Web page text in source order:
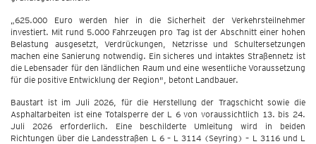
„625.000 Euro werden hier in die Sicherheit der Verkehrsteilnehmer
investiert. Mit rund 5.000 Fahrzeugen pro Tag ist der Abschnitt einer hohen
Belastung ausgesetzt, Verdrückungen, Netzrisse und Schultersetzungen
machen eine Sanierung notwendig. Ein sicheres und intaktes Straßennetz ist
die Lebensader für den ländlichen Raum und eine wesentliche Voraussetzung
für die positive Entwicklung der Region", betont Landbauer.
Baustart ist im Juli 2026, für die Herstellung der Tragschicht sowie die
Asphaltarbeiten ist eine Totalsperre der L 6 von voraussichtlich 13. bis 24.
Juli 2026 erforderlich. Eine beschilderte Umleitung wird in beiden
Richtungen über die Landesstraßen L 6 – L 3114 (Seyring) – L 3116 und L